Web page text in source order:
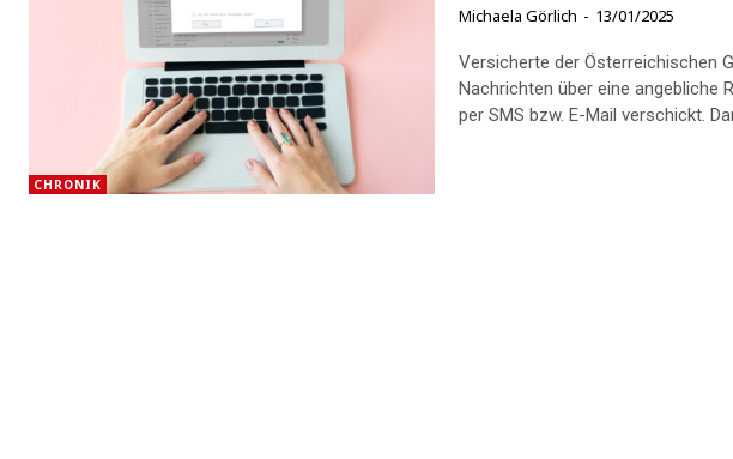
CHRONIK
Michaela Görlich - 13/01/2025
Versicherte der Österreichischen
Nachrichten über eine angebliche
per SMS bzw. E-Mail verschickt.